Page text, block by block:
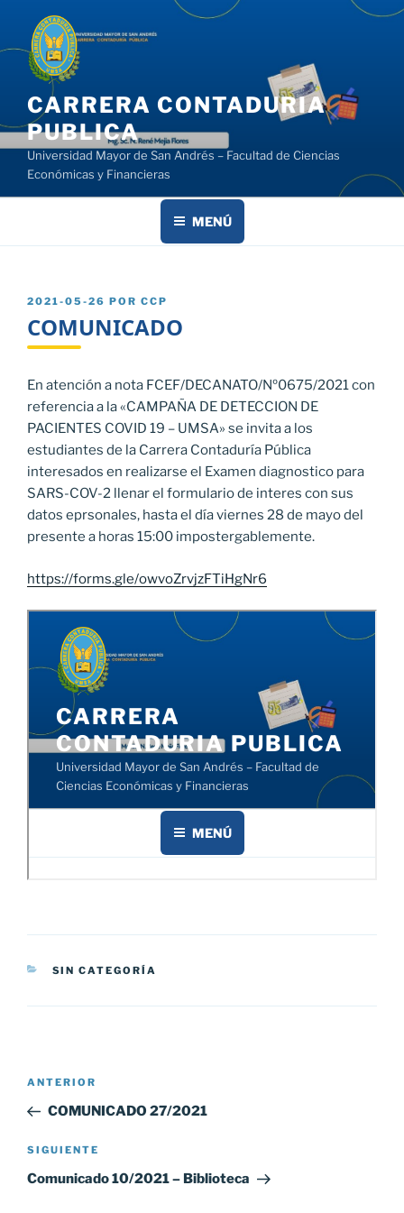
contenido
CARRERA CONTADURIA
PUBLICA
Universidad Mayor de San Andrés – Facultad de Ciencias
Económicas y Financieras
MENÚ
PUBLICADO
2021-05-26 POR CCP
COMUNICADO
En atención a nota FCEF/DECANATO/Nº0675/2021 con
referencia a la «CAMPAÑA DE DETECCION DE
PACIENTES COVID 19 – UMSA» se invita a los
estudiantes de la Carrera Contaduría Pública
interesados en realizarse el Examen diagnostico para
SARS-COV-2 llenar el formulario de interes con sus
datos eprsonales, hasta el día viernes 28 de mayo del
presente a horas 15:00 impostergablemente.
https://forms.gle/owvoZrvjzFTiHgNr6
CATEGORÍAS
SIN CATEGORÍA
Navegación
entradas
Entrada
anterior:
ANTERIOR
COMUNICADO 27/2021
Siguiente
entrada
SIGUIENTE
Comunicado 10/2021 – Biblioteca